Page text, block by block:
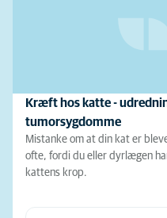
Kræft hos katte -
tumorsygdomme
Mistanke om at din kat er
ofte, fordi du eller dyrlægen
kattens krop.